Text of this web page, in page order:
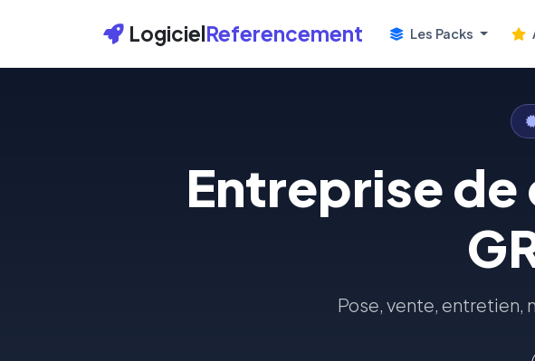
LogicielReferencement Les Packs
Entreprise
Pose, vente, entretien,